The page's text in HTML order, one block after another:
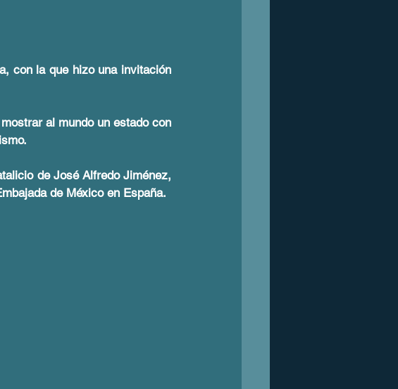
con la que hizo una invitación
al mundo un estado con
de José Alfredo Jiménez,
de México en España.